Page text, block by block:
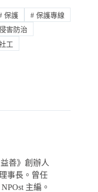
保護 # 保護專線
害防治
工
善》創辦人
事長。曾任
主編。